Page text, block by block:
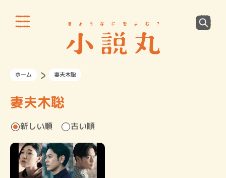
ホーム 妻夫木聡
妻夫木聡
新しい順 古い順